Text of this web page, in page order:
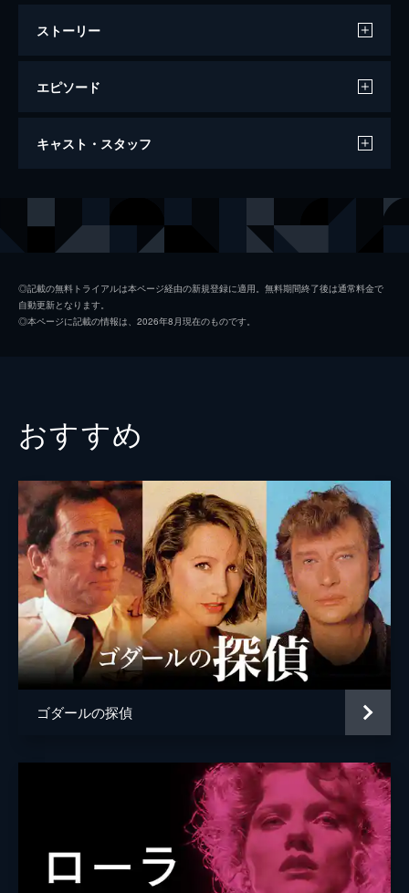
ストーリー
エピソード
街の恋
キャスト・スタッフ
リヴィア・ヴェントリーニ
アルベルト・ラトゥアーダ
音楽 マリオ・ナシンベーネ
製作 チェザーレ・ザヴァッティーニ
◎記載の無料トライアルは本ページ経由の新規登録に適用。無料期間終了後は通常料金で
自動更新となります。
◎本ページに記載の情報は、2026年8月現在のものです。
おすすめ
ゴダールの探偵